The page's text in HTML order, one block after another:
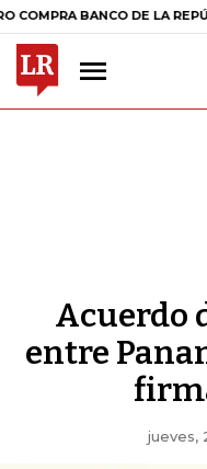
BANCO DE LA REPÚBLICA $
Acuerdo
entre
jueves,